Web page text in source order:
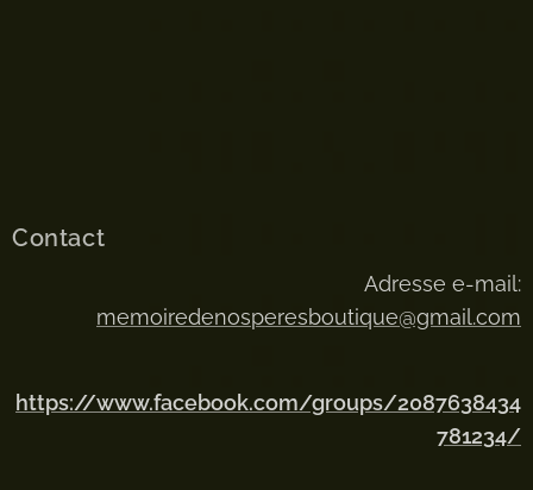
Contact
Adresse e-mail:
memoiredenosperesboutique@gmail.com
https://www.facebook.com/groups/2087638434
781234/